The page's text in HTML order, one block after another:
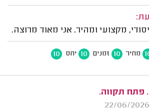
מקצועי ומהיר. אני מאוד מרוצה.
מחיר 10 זמנים 10 יחס 10
פתח תקווה.